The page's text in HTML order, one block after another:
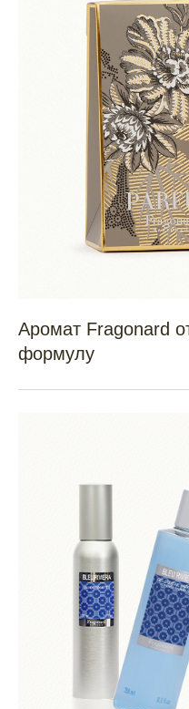
Аромат Fragonard
формулу